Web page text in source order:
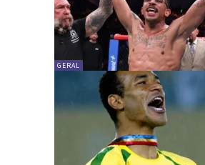
GERAL